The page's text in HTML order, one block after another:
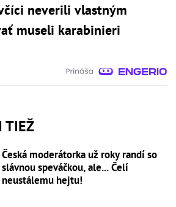
neverili vlastným
museli karabinieri
TIEŽ
Česká moderátorka už roky randí so
slávnou speváčkou, ale... Čelí
neustálemu hejtu!